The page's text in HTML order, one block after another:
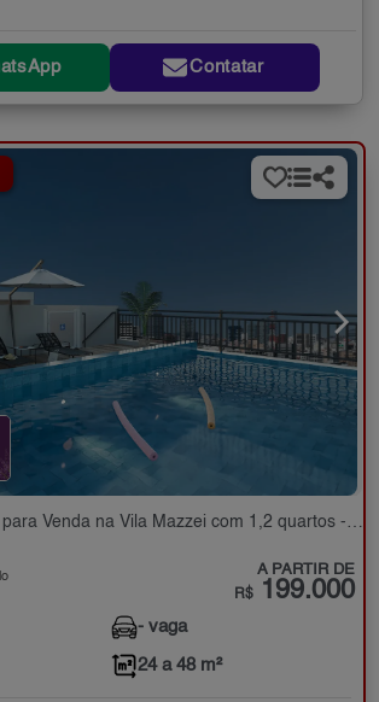
Contatar
Venda na Vila Mazzei com 1,2 quartos - 24 a 48 m²
A PARTIR DE
R$ 199.000
- vaga
24 a 48 m²